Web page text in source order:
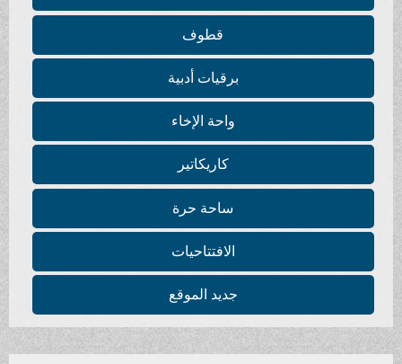
قطوف
برقيات أدبية
واحة الإخاء
كاريكاتير
ساحة حرة
الافتتاحيات
جديد الموقع